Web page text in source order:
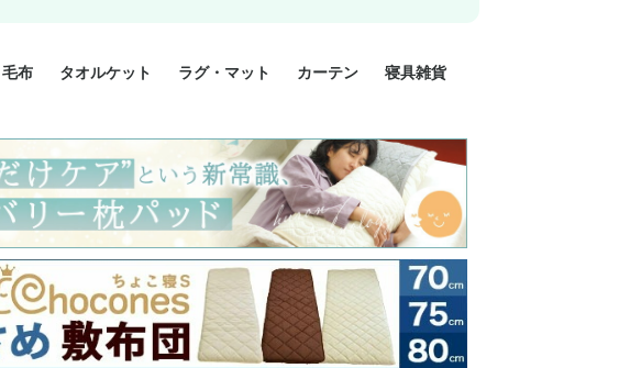
ジュニア 掛け布団カバー
シングル 掛け布団カバー
シングルロング 掛け布団
カバー
セミダブル 掛け布団カバ
ー
ダブル 掛け布団カバー
ダブルロング 掛け布団カ
バー
クィーン 掛け布団カバー
暖か 掛け布団カバー
ジュニア 敷布団カバー
セミシングル 敷布団カバ
ー
シングル 敷布団カバー
シングルロング 敷布団カ
バー
ダブル 敷布団カバー
35x50cm 枕カバー
43x63cm 枕カバー
50x70cm 枕カバー
シルク 枕カバー
シングル BOXシーツ
シングルロング BOXシー
ツ
セミダブル BOXシーツ
ダブル BOXシーツ
スーパーロング BOXシー
ツ
カバー2点セット
カバー3点セット
35×50cm
さめ 35×55cm
50×70cm
枕
枕
枕
枕・その他枕
毛布 タオルケット
ハーフサイズ
シングルサイズ
セミダブルサイズ
ダブルサイズ
接触冷感
天然素材 綿100%
ラグ・マット カーテン
既成カーテンのサイズ
遮光カーテン
レース・シアーカーテン
Disney ディズニーカーテ
ン
MOOMIN ムーミンカーテ
ン
PEANUTS ピーナツカー
テン (SNOOPY スヌーピ
ー)
寝具雑貨
美容・化粧品
シルク寝具・雑貨
HURONテクノロジー リ
カバリー寝具
ソファカバー
ひざ掛け
パジャマ
クッション
玄関・フロアーマット
ペット用ベッド
インテリア
その他寝具雑貨